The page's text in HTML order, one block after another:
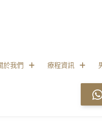
於我們 療程資訊